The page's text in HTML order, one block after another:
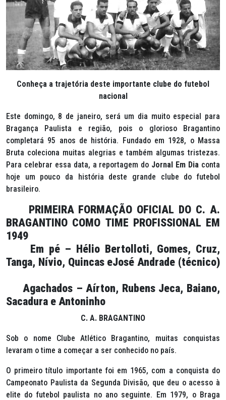
Conheça a trajetória deste importante clube do futebol
nacional
Este domingo, 8 de janeiro, será um dia muito especial para
Bragança Paulista e região, pois o glorioso Bragantino
completará 95 anos de história. Fundado em 1928, o Massa
Bruta coleciona muitas alegrias e também algumas tristezas.
Para celebrar essa data, a reportagem do Jornal Em Dia conta
hoje um pouco da história deste grande clube do futebol
brasileiro.
PRIMEIRA FORMAÇÃO OFICIAL DO C. A.
BRAGANTINO COMO TIME PROFISSIONAL EM
1949
Em pé – Hélio Bertolloti, Gomes, Cruz,
Tanga, Nívio, Quincas eJosé Andrade (técnico)
Agachados – Aírton, Rubens Jeca, Baiano,
Sacadura e Antoninho
C. A. BRAGANTINO
Sob o nome Clube Atlético Bragantino, muitas conquistas
levaram o time a começar a ser conhecido no país.
O primeiro título importante foi em 1965, com a conquista do
Campeonato Paulista da Segunda Divisão, que deu o acesso à
elite do futebol paulista no ano seguinte. Em 1979, o Braga